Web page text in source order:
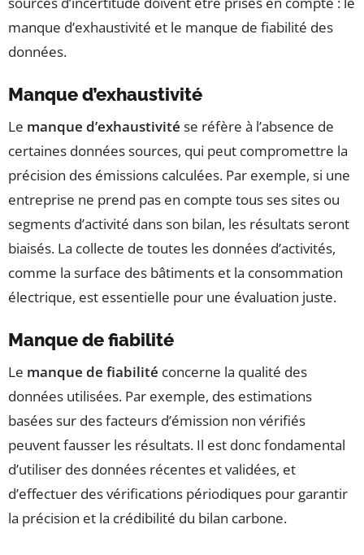
manque d’exhaustivité et le manque de fiabilité des
données.
Manque d’exhaustivité
Le manque d’exhaustivité se réfère à l’absence de
certaines données sources, qui peut compromettre la
précision des émissions calculées. Par exemple, si une
entreprise ne prend pas en compte tous ses sites ou
segments d’activité dans son bilan, les résultats seront
biaisés. La collecte de toutes les données d’activités,
comme la surface des bâtiments et la consommation
électrique, est essentielle pour une évaluation juste.
Manque de fiabilité
Le manque de fiabilité concerne la qualité des
données utilisées. Par exemple, des estimations
basées sur des facteurs d’émission non vérifiés
peuvent fausser les résultats. Il est donc fondamental
d’utiliser des données récentes et validées, et
d’effectuer des vérifications périodiques pour garantir
la précision et la crédibilité du bilan carbone.